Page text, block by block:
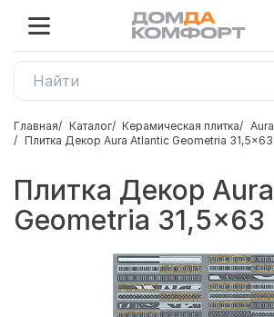
Главная Каталог Керамическая плитка
Плитка Декор Aura Atlantic Geometria 31,5x63
Плитка Декор
Geometria 31,5x63